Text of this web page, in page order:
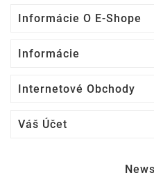
Informácie O E-Shope
Informácie
Internetové Obchody
Váš Účet